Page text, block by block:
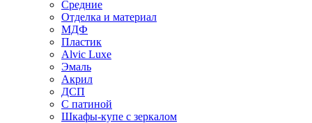
Средние
Отделка и материал
МДФ
Пластик
Alvic Luxe
Эмаль
Акрил
ДСП
С патиной
Шкафы-купе с зеркалом